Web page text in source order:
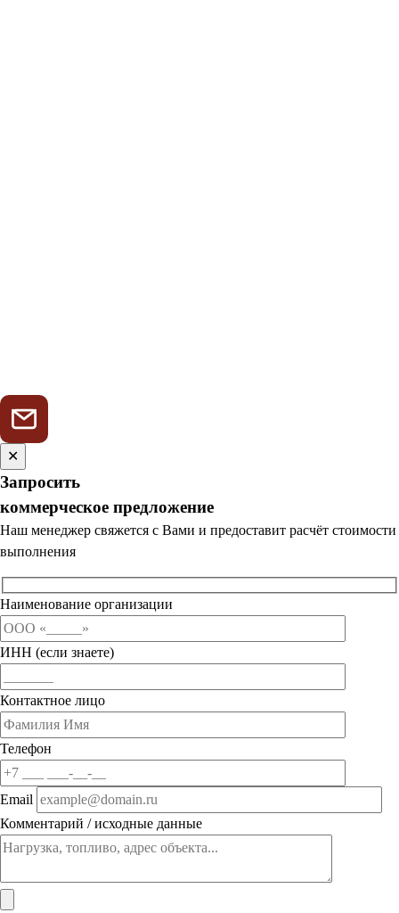
✕
Запросить
коммерческое предложение
Наш менеджер свяжется с Вами и предоставит расчёт стоимости
выполнения
Наименование организации
ИНН (если знаете)
Контактное лицо
Телефон
Email
Комментарий / исходные данные